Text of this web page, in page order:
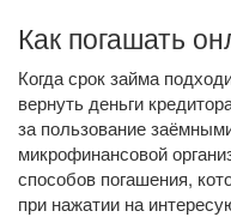
Как погашать
Когда срок займа
вернуть деньги
за пользование
микрофинансовой
способов погашения,
при нажатии на